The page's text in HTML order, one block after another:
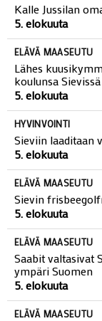
Kalle Jussilan
5. elokuuta
ELÄVÄ MAASEUTU
Lähes
koulunsa Sievissä
5. elokuuta
HYVINVOINTI
Sieviin laaditaan
5. elokuuta
ELÄVÄ MAASEUTU
Sievin
5. elokuuta
ELÄVÄ MAASEUTU
Saabit valtasivat
ympäri Suomen
5. elokuuta
ELÄVÄ MAASEUTU